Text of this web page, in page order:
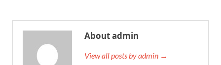
About admin
View all posts by admin →